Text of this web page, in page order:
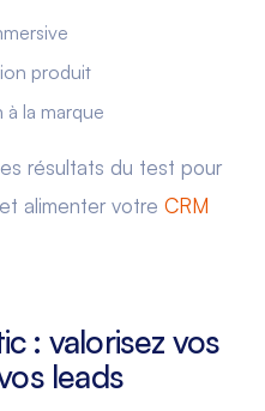
produit
la marque
résultats du test pour
alimenter votreCRM
: valorisez vos
leads